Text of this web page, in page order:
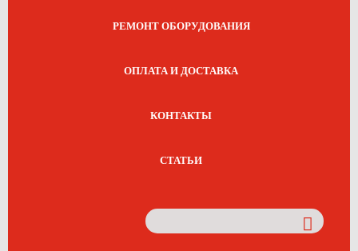
РЕМОНТ ОБОРУДОВАНИЯ
ОПЛАТА И ДОСТАВКА
КОНТАКТЫ
СТАТЬИ